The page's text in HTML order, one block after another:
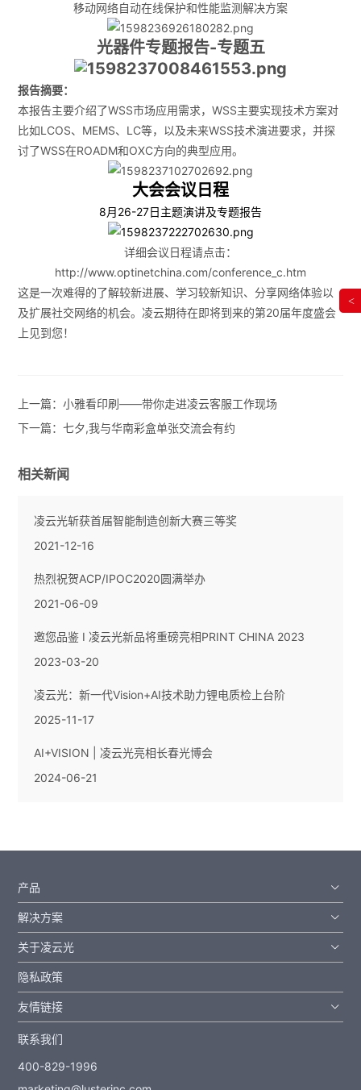
移动网络自动在线保护和性能监测解决方案
光器件专题报告-专题五
报告摘要：
本报告主要介绍了WSS市场应用需求，WSS主要实现技术方案对
比如LCOS、MEMS、LC等，以及未来WSS技术演进要求，并探
讨了WSS在ROADM和OXC方向的典型应用。
大会会议日程
8月26-27日主题演讲及专题报告
详细会议日程请点击：
http://www.optinetchina.com/conference_c.htm
这是一次难得的了解较新进展、学习较新知识、分享网络体验以
及扩展社交网络的机会。凌云期待在即将到来的第20届年度盛会
上见到您！
上一篇：小雅看印刷——带你走进凌云客服工作现场
下一篇：七夕,我与华南彩盒单张交流会有约
相关新闻
凌云光斩获首届智能制造创新大赛三等奖
2021-12-16
热烈祝贺ACP/IPOC2020圆满举办
2021-06-09
邀您品鉴 I 凌云光新品将重磅亮相PRINT CHINA 2023
2023-03-20
凌云光：新一代Vision+AI技术助力锂电质检上台阶
2025-11-17
AI+VISION | 凌云光亮相长春光博会
2024-06-21
产品
解决方案
关于凌云光
隐私政策
友情链接
联系我们
400-829-1996
<